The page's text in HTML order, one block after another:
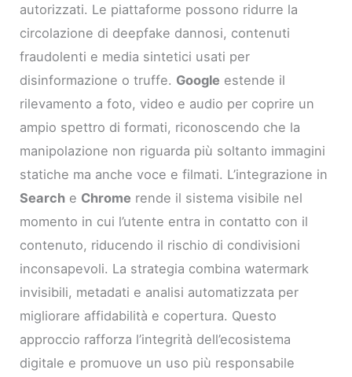
autorizzati. Le piattaforme possono ridurre la
circolazione di deepfake dannosi, contenuti
fraudolenti e media sintetici usati per
disinformazione o truffe. Google estende il
rilevamento a foto, video e audio per coprire un
ampio spettro di formati, riconoscendo che la
manipolazione non riguarda più soltanto immagini
statiche ma anche voce e filmati. L’integrazione in
Search e Chrome rende il sistema visibile nel
momento in cui l’utente entra in contatto con il
contenuto, riducendo il rischio di condivisioni
inconsapevoli. La strategia combina watermark
invisibili, metadati e analisi automatizzata per
migliorare affidabilità e copertura. Questo
approccio rafforza l’integrità dell’ecosistema
digitale e promuove un uso più responsabile